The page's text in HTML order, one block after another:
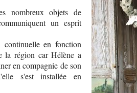
nombreux objets de
un esprit
en fonction
la région car Hélène a
en compagnie de son
s'est installée en